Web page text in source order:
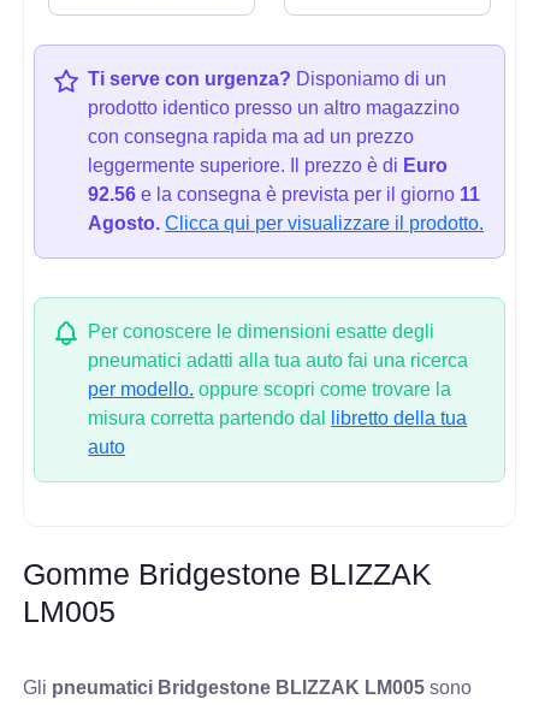
Ti serve con urgenza? Disponiamo di un
prodotto identico presso un altro magazzino
con consegna rapida ma ad un prezzo
leggermente superiore. Il prezzo è di Euro
92.56 e la consegna è prevista per il giorno 11
Agosto. Clicca qui per visualizzare il prodotto.
Per conoscere le dimensioni esatte degli
pneumatici adatti alla tua auto fai una ricerca
per modello. oppure scopri come trovare la
misura corretta partendo dal
libretto della tua
auto
Gomme Bridgestone BLIZZAK
LM005
Gli pneumatici Bridgestone BLIZZAK LM005 sono